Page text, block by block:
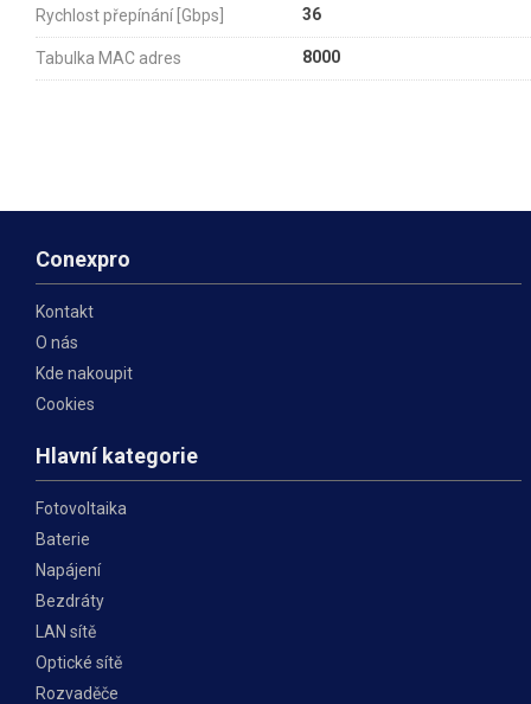
Rychlost přepínání [Gbps] 36
Tabulka MAC adres 8000
Conexpro
Kontakt
O nás
Kde nakoupit
Cookies
Hlavní kategorie
Fotovoltaika
Baterie
Napájení
Bezdráty
LAN sítě
Optické sítě
Rozvaděče